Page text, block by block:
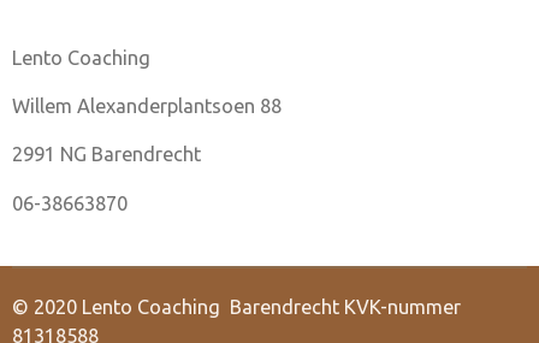
Lento Coaching
Willem Alexanderplantsoen 88
2991 NG Barendrecht
06-38663870
© 2020 Lento Coaching Barendrecht KVK-nummer
81318588